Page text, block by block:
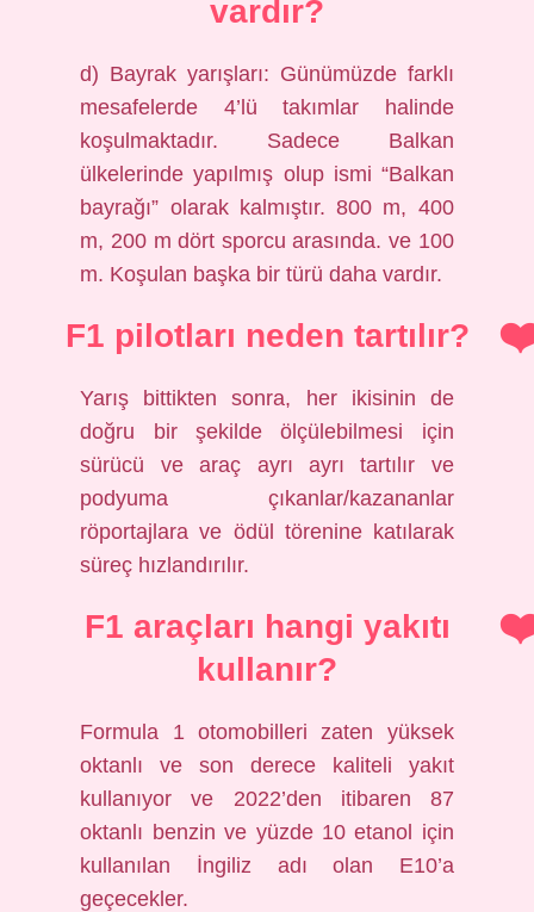
vardır?
d) Bayrak yarışları: Günümüzde farklı
mesafelerde 4’lü takımlar halinde
koşulmaktadır. Sadece Balkan
ülkelerinde yapılmış olup ismi “Balkan
bayrağı” olarak kalmıştır. 800 m, 400
m, 200 m dört sporcu arasında. ve 100
m. Koşulan başka bir türü daha vardır.
F1 pilotları neden tartılır?
Yarış bittikten sonra, her ikisinin de
doğru bir şekilde ölçülebilmesi için
sürücü ve araç ayrı ayrı tartılır ve
podyuma çıkanlar/kazananlar
röportajlara ve ödül törenine katılarak
süreç hızlandırılır.
F1 araçları hangi yakıtı
kullanır?
Formula 1 otomobilleri zaten yüksek
oktanlı ve son derece kaliteli yakıt
kullanıyor ve 2022’den itibaren 87
oktanlı benzin ve yüzde 10 etanol için
kullanılan İngiliz adı olan E10’a
geçecekler.